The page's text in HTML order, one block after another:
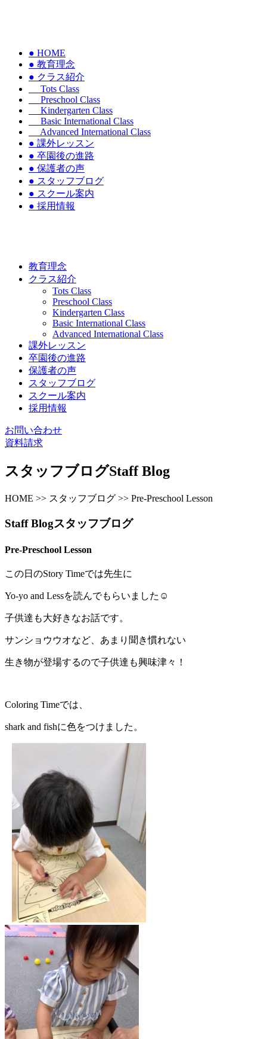
● HOME
● 教育理念
● クラス紹介
Tots Class
Preschool Class
Kindergarten Class
Basic International Class
Advanced International Class
● 課外レッスン
● 卒園後の進路
● 保護者の声
● スタッフブログ
● スクール案内
● 採用情報
教育理念
クラス紹介
Tots Class
Preschool Class
Kindergarten Class
Basic International Class
Advanced International Class
課外レッスン
卒園後の進路
保護者の声
スタッフブログ
スクール案内
採用情報
お問い合わせ
資料請求
スタッフブログStaff Blog
HOME >> スタッフブログ >> Pre-Preschool Lesson
Staff Blogスタッフブログ
Pre-Preschool Lesson
この日のStory Timeでは先生に
Yo-yo and Lessを読んでもらいました☺
子供達も大好きなお話です。
サンショウウオなど、あまり聞き慣れない
生き物が登場するので子供達も興味津々！
Coloring Timeでは、
shark and fishに色をつけました。